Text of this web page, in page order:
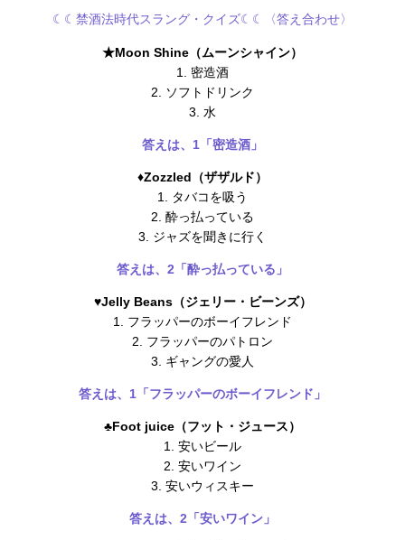
☾☾禁酒法時代スラング・クイズ☾☾〈答え合わせ〉
★Moon Shine（ムーンシャイン）
1. 密造酒
2. ソフトドリンク
3. 水
答えは、1「密造酒」
♦︎Zozzled（ザザルド）
1. タバコを吸う
2. 酔っ払っている
3. ジャズを聞きに行く
答えは、2「酔っ払っている」
♥︎Jelly Beans（ジェリー・ビーンズ）
1. フラッパーのボーイフレンド
2. フラッパーのパトロン
3. ギャングの愛人
答えは、1「フラッパーのボーイフレンド」
♣︎Foot juice（フット・ジュース）
1. 安いビール
2. 安いワイン
3. 安いウィスキー
答えは、2「安いワイン」